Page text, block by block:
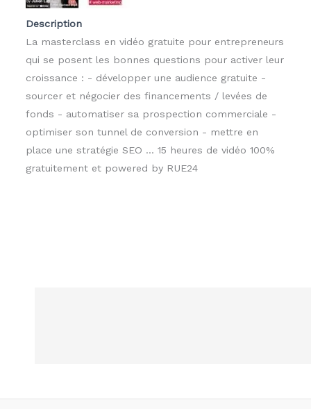
Description
La masterclass en vidéo gratuite pour entrepreneurs
qui se posent les bonnes questions pour activer leur
croissance : - développer une audience gratuite -
sourcer et négocier des financements / levées de
fonds - automatiser sa prospection commerciale -
optimiser son tunnel de conversion - mettre en
place une stratégie SEO ... 15 heures de vidéo 100%
gratuitement et powered by RUE24